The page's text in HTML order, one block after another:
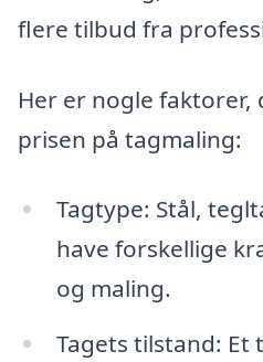
flere tilbud fra
Her er nogle faktorer,
prisen på tagmaling:
Tagtype: Stål,
have forskellige
og maling.
Tagets tilstand: